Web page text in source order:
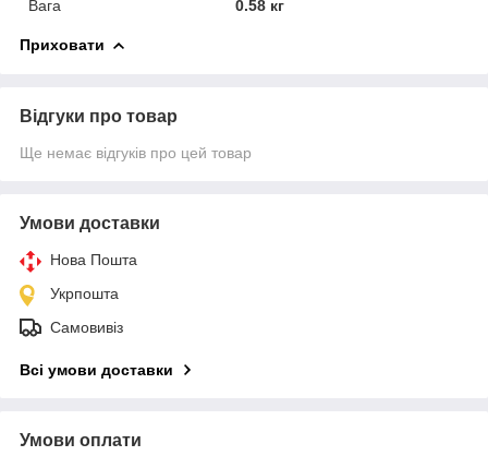
Вага
0.58 кг
Приховати
Відгуки про товар
Ще немає відгуків про цей товар
Умови доставки
Нова Пошта
Укрпошта
Самовивіз
Всі умови доставки
Умови оплати